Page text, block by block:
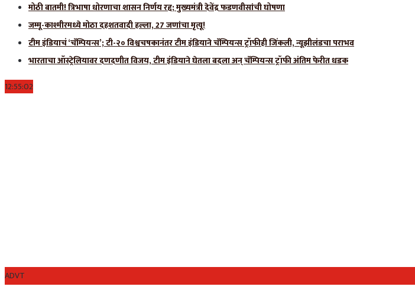
मोठी बातमी! त्रिभाषा धोरणाचा शासन निर्णय रद्द; मुख्यमंत्री देवेंद्र फडणवीसांची घोषणा
जम्मू-काश्मीरमध्ये मोठा दहशतवादी हल्ला, 27 जणांचा मृत्यू!
टीम इंडियाचं ‘चॅम्पियन्स’; टी-२० विश्वचषकानंतर टीम इंडियाने चॅम्पियन्स ट्रॉफीही जिंकली, न्यूझीलंडचा पराभव
भारताचा ऑस्ट्रेलियावर दणदणीत विजय, टीम इंडियाने घेतला बदला अन् चॅम्पियन्स ट्रॉफी अंतिम फेरीत धडक
12:55:02
ADVT